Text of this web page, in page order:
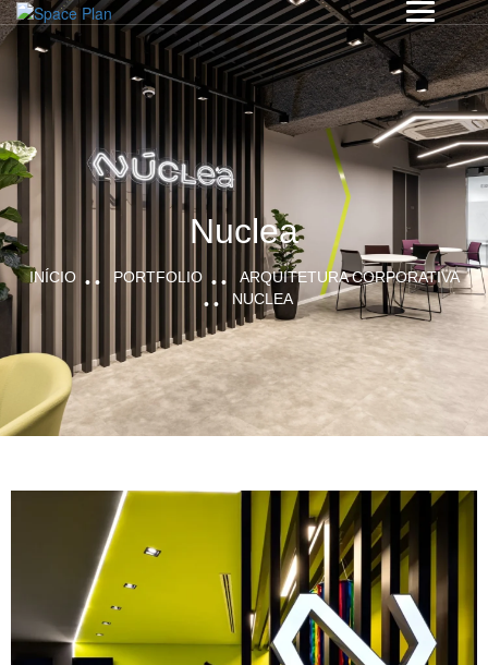
Nuclea
INÍCIO PORTFOLIO
ARQUITETURA CORPORATIVA
NUCLEA